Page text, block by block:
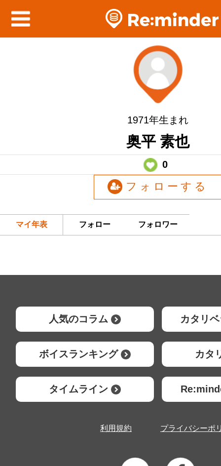
1971年生まれ
奥平 素也
0
フォローする
マイ年表 フォロー フォロワー
人気のコラム カタリ
ボイスランキング カタ
タイムライン
利用規約 プライバシーポ